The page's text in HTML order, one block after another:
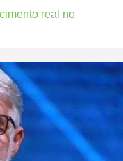
real no